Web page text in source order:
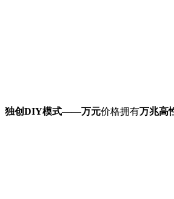
独创DIY模式——万元价格拥有万兆高